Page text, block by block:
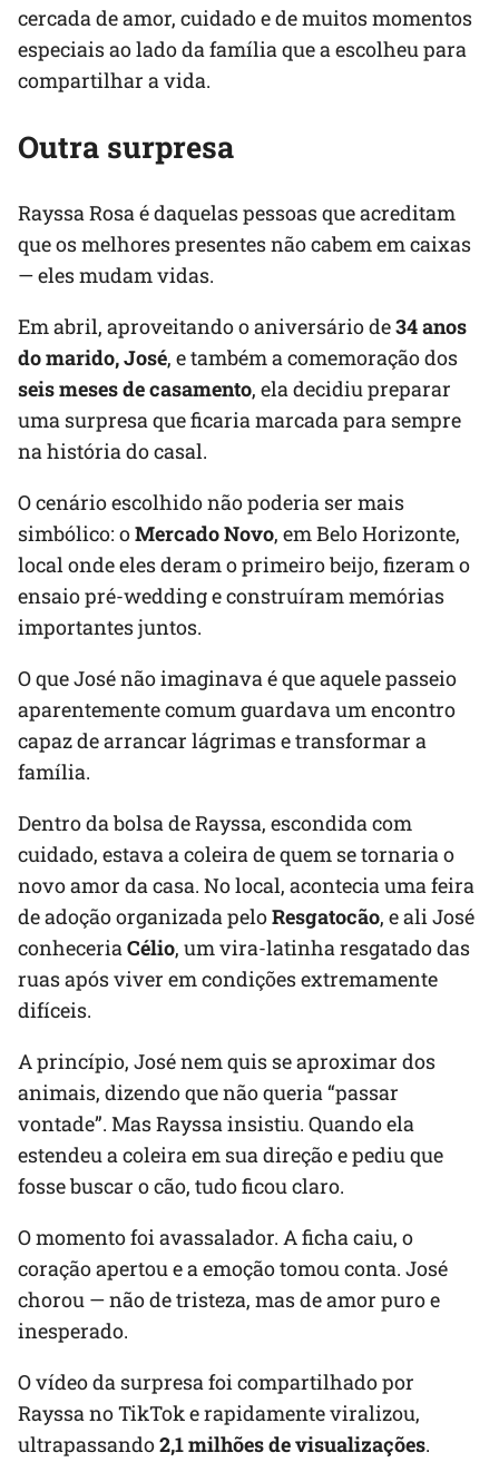
cercada de amor, cuidado e de muitos momentos
especiais ao lado da família que a escolheu para
compartilhar a vida.
Outra surpresa
Rayssa Rosa é daquelas pessoas que acreditam
que os melhores presentes não cabem em caixas
— eles mudam vidas.
Em abril, aproveitando o aniversário de34 anos
do marido, José, e também a comemoração dos
seis meses de casamento, ela decidiu preparar
uma surpresa que ficaria marcada para sempre
na história do casal.
O cenário escolhido não poderia ser mais
simbólico: oMercado Novo, em Belo Horizonte,
local onde eles deram o primeiro beijo, fizeram o
ensaio pré-wedding e construíram memórias
importantes juntos.
O que José não imaginava é que aquele passeio
aparentemente comum guardava um encontro
capaz de arrancar lágrimas e transformar a
família.
Dentro da bolsa de Rayssa, escondida com
cuidado, estava a coleira de quem se tornaria o
novo amor da casa. No local, acontecia uma feira
de adoção organizada peloResgatocão, e ali José
conheceria Célio, um vira-latinha resgatado das
ruas após viver em condições extremamente
difíceis.
A princípio, José nem quis se aproximar dos
animais, dizendo que não queria “passar
vontade”. Mas Rayssa insistiu. Quando ela
estendeu a coleira em sua direção e pediu que
fosse buscar o cão, tudo ficou claro.
O momento foi avassalador. A ficha caiu, o
coração apertou e a emoção tomou conta. José
chorou — não de tristeza, mas de amor puro e
inesperado.
O vídeo da surpresa foi compartilhado por
Rayssa no TikTok e rapidamente viralizou,
ultrapassando2,1 milhões de visualizações.